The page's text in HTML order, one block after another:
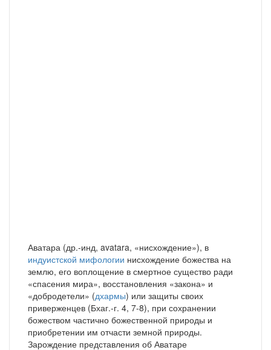
Аватара (др.-инд, avatara, «нисхождение»), в
индуистской мифологии нисхождение божества на
землю, его воплощение в смертное существо ради
«спасения мира», восстановления «закона» и
«добродетели» (дхармы) или защиты своих
приверженцев (Бхаг.-г. 4, 7-8), при сохранении
божеством частично божественной природы и
приобретении им отчасти земной природы.
Зарождение представления об Аватаре